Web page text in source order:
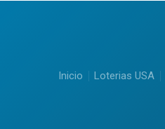
Inicio Loterias USA